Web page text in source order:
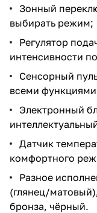
Зонный
выбирать режим;
Регулятор
интенсивности
Сенсорный
всеми
Электронный
Датчик
комфортного
Разное
(глянец/
бронза, чёрный.